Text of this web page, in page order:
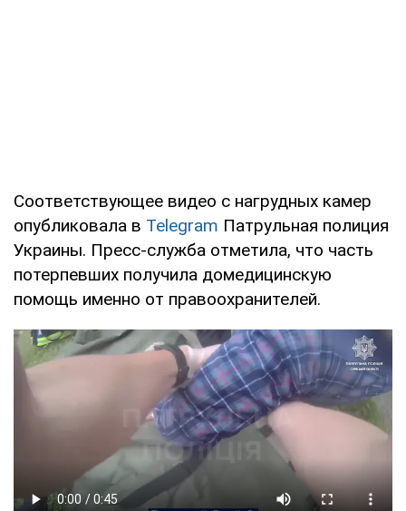
Соответствующее видео с нагрудных камер
опубликовала в Telegram Патрульная полиция
Украины. Пресс-служба отметила, что часть
потерпевших получила домедицинскую
помощь именно от правоохранителей.